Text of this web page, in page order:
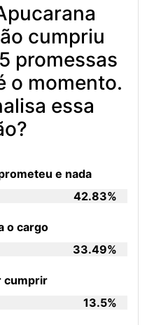
cumpriu
promessas
o momento.
essa
e nada
42.83%
o cargo
33.49%
cumprir
13.5%